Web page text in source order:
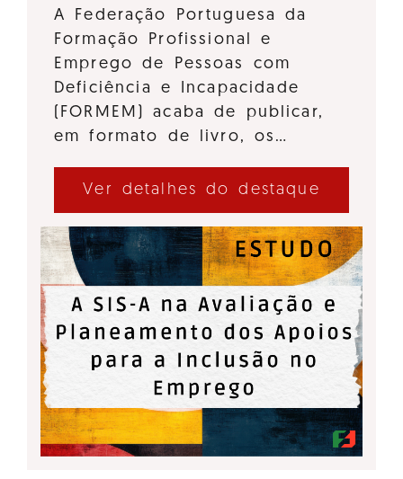
A Federação Portuguesa da
Formação Profissional e
Emprego de Pessoas com
Deficiência e Incapacidade
(FORMEM) acaba de publicar,
em formato de livro, os…
Ver detalhes do destaque